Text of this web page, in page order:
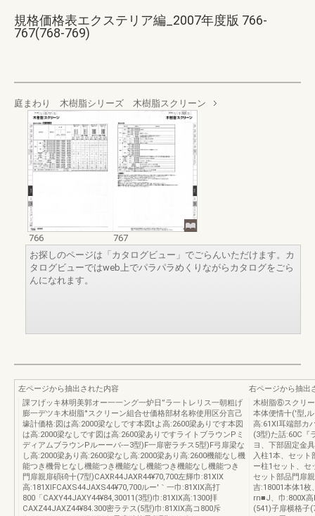
規格価格表エクステリア編_2007年度版 766-
767(768-769)
庭まわり 木樹脂シリーズ 木樹脂スクリーン
766
767
お探しのページは「カタログビュー」でごらんいただけます。カ
タログビューではweb上でパラパラめくりながらカタログをごら
んになれます。
左ページから抽出された内容
課フげッキ林明美郭オー一一ング一炉日”ラ一トレリス一朝粗げ
膨一デツキ木樹脂°スクリーン組合せ価格部材名称使用区分言己
壕計価格:図は高:2000梁なしです本図tよ高:2600梁ありです本図
は高:2000梁なしです図は高:2600梁ありですライトブラウンPミ
ディアムブラウンPルーーバ‐―3型)F一扉密ラチス5型)F弓扉梁な
し高:2000梁あり高:2600梁なし高:2000梁あり高:2600機能なし機
能つき機骨ヒなし機能つき機能なし機能つき機能なし機能つき
門扉親扉碩碕十(7型)CAXR44JAXR44¥70,700左輝巾:81XIX
高:181XIFCAXS44JAXS44¥70,700ルー′｀一巾:81XIX高打
800「CAXY44JAXY44¥84,30011(3型)巾:81XIX高:1300拝
CAXZ44JAXZ44¥84.300密ラテス(5型)巾:81XIX高コ800斥
右ページから抽出
木樹脂⑥スクリ
本体便情十(′型,
高:61Xl耳端部カ
(3型)た話:60C『
ヨ、下部固定金
入柱1本、セッ
ー柱1セット、セ
セット部品門扉
吉:18001本体1枚
rn■J、巾:800X高
(541)子扉横格子